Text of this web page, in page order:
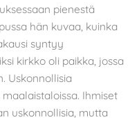
pienestä
hän kuvaa, kuinka
syntyy
kirkko oli paikka, jossa
Uskonnollisia
Ihmiset
uskonnollisia, mutta